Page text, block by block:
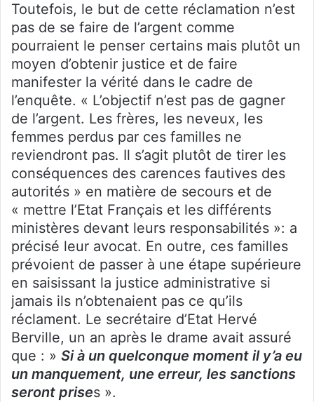
Toutefois, le but de cette réclamation n’est
pas de se faire de l’argent comme
pourraient le penser certains mais plutôt un
moyen d’obtenir justice et de faire
manifester la vérité dans le cadre de
l’enquête. « L’objectif n’est pas de gagner
de l’argent. Les frères, les neveux, les
femmes perdus par ces familles ne
reviendront pas. Il s’agit plutôt de tirer les
conséquences des carences fautives des
autorités » en matière de secours et de
« mettre l’Etat Français et les différents
ministères devant leurs responsabilités »: a
précisé leur avocat. En outre, ces familles
prévoient de passer à une étape supérieure
en saisissant la justice administrative si
jamais ils n’obtenaient pas ce qu’ils
réclament. Le secrétaire d’Etat Hervé
Berville, un an après le drame avait assuré
que : » Si à un quelconque moment il y’a eu
un manquement, une erreur, les sanctions
seront prises ».